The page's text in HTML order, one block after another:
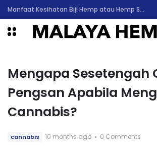
6 Manfaat Kesihatan Minyak CBD dan Sekilas Mengenai Kesan Sampingan
Mengapa Sesetengah
Pengsan Apabila
Cannabis?
cannabis 10 months ago 0 Comments